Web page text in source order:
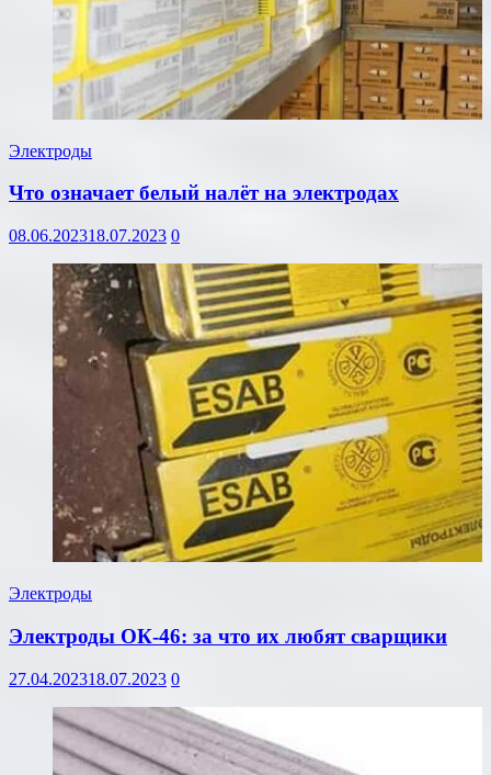
Электроды
Что означает белый налёт на электродах
08.06.202318.07.2023 0
Электроды
Электроды ОК-46: за что их любят сварщики
27.04.202318.07.2023 0